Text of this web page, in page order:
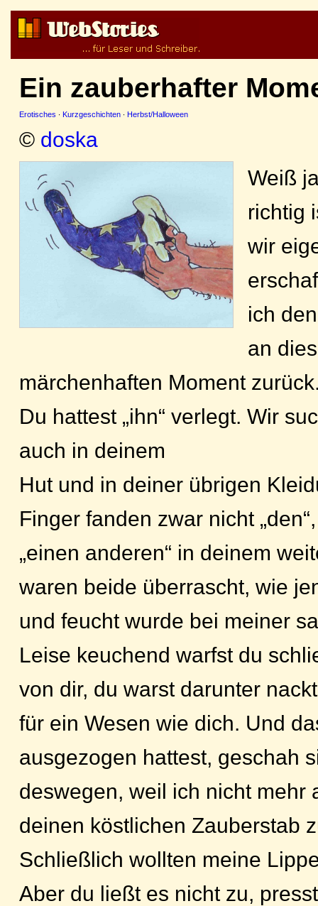
Ein zauberhafter
Erotisches · Kurzgeschichten · Herbst/Halloween
© doska
Weiß
richtig
wir
ich
an
märchenhaften Moment
Du hattest „ihn“ verlegt. Wir
auch in deinem
Hut und in deiner übrigen
Finger fanden zwar nicht
„einen anderen“ in deinem
waren beide überrascht, wie
und feucht wurde bei meiner
Leise keuchend warfst du
von dir, du warst darunter
für ein Wesen wie dich. Und
ausgezogen hattest, geschah
deswegen, weil ich nicht mehr
deinen köstlichen Zauberstab
Schließlich wollten meine
Aber du ließt es nicht zu,